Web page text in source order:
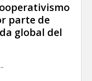
parte de
global del